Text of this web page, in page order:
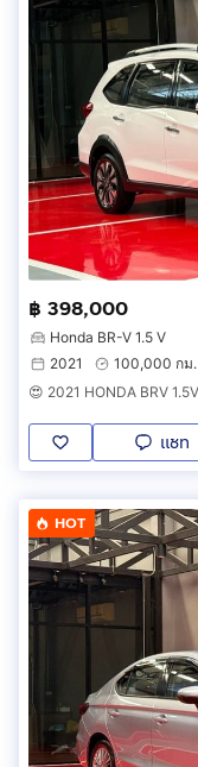
฿ 398,000
Honda BR-V 1.5 V
2021
100,000 กม.
แชท
HOT